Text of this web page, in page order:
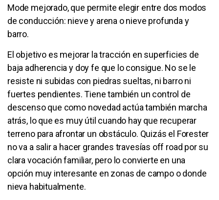
Mode mejorado, que permite elegir entre dos modos
de conducción: nieve y arena o nieve profunda y
barro.
El objetivo es mejorar la tracción en superficies de
baja adherencia y doy fe que lo consigue. No se le
resiste ni subidas con piedras sueltas, ni barro ni
fuertes pendientes. Tiene también un control de
descenso que como novedad actúa también marcha
atrás, lo que es muy útil cuando hay que recuperar
terreno para afrontar un obstáculo. Quizás el Forester
no va a salir a hacer grandes travesías off road por su
clara vocación familiar, pero lo convierte en una
opción muy interesante en zonas de campo o donde
nieva habitualmente.